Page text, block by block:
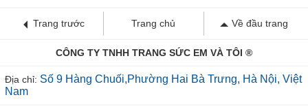
Trang trước Trang chủ Về đầu trang
CÔNG TY TNHH TRANG SỨC EM VÀ TÔI ®
Địa chỉ: Số 9 Hàng Chuối,Phường Hai Bà Trưng, Hà Nội, Việt
Nam